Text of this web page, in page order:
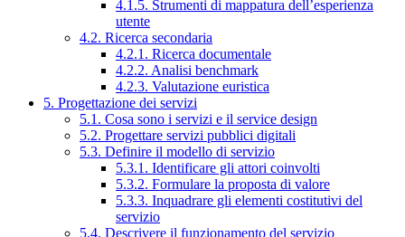
4.1.5. Strumenti di mappatura dell’esperienza
utente
4.2. Ricerca secondaria
4.2.1. Ricerca documentale
4.2.2. Analisi benchmark
4.2.3. Valutazione euristica
5. Progettazione dei servizi
5.1. Cosa sono i servizi e il service design
5.2. Progettare servizi pubblici digitali
5.3. Definire il modello di servizio
5.3.1. Identificare gli attori coinvolti
5.3.2. Formulare la proposta di valore
5.3.3. Inquadrare gli elementi costitutivi del
servizio
5.4. Descrivere il funzionamento del servizio